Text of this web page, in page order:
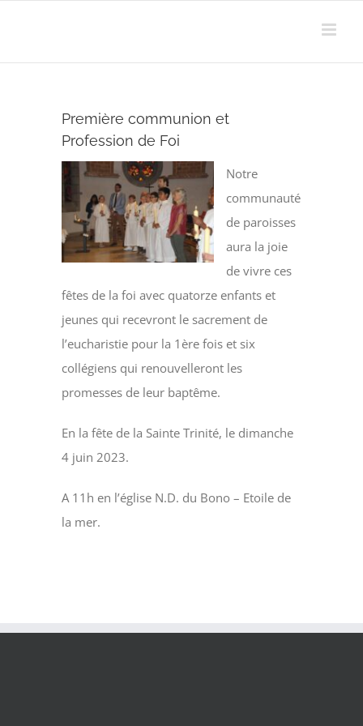
contenu
Première communion et
Profession de Foi
Notre
communauté
de paroisses
aura la joie
de vivre ces
fêtes de la foi avec quatorze enfants et
jeunes qui recevront le sacrement de
l’eucharistie pour la 1ère fois et six
collégiens qui renouvelleront les
promesses de leur baptême.
En la fête de la Sainte Trinité, le dimanche
4 juin 2023.
A 11h en l’église N.D. du Bono – Etoile de
la mer.